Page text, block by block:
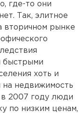
где-то они
Так, элитное
рынке
быстрыми
хоть и
на недвижимость
2007 году люди
по низким ценам,